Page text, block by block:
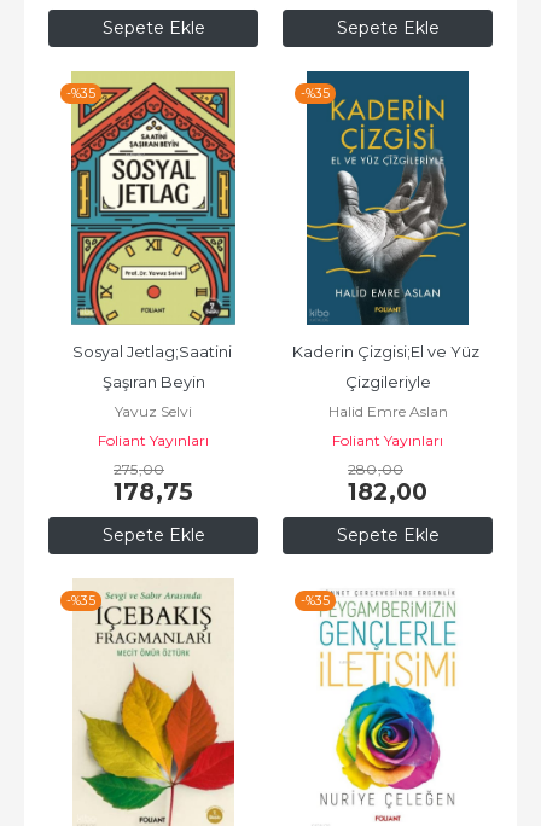
Sepete Ekle Sepete Ekle
-%35
Sepete Ekle
Sosyal Jetlag;Saatini
Şaşıran Beyin
Yavuz Selvi
Foliant Yayınları
275,00
178,75
-%35
Sepete Ekle
Kaderin Çizgisi;El ve Yüz
Çizgileriyle
Halid Emre Aslan
Foliant Yayınları
280,00
182,00
-%35 -%35